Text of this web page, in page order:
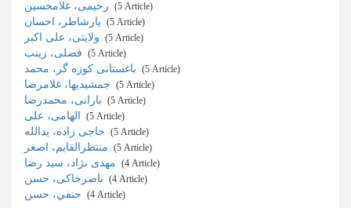
‎ (5 Article)
‎ (5 Article)
‎ (5 Article)
‎ (5 Article)
‎ (5 Article)
‎ (5 Article)
‎ (5 Article)
‎ (5 Article)
‎ (5 Article)
‎ (5 Article)
‎ (4 Article)
‎ (4 Article)
‎ (4 Article)